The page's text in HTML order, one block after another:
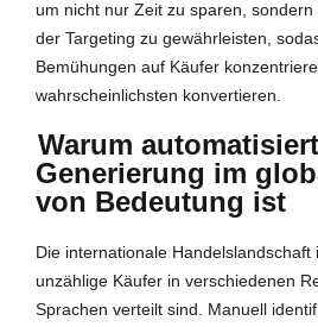
um nicht nur Zeit zu sparen,
der Targeting zu gewährleisten,
Bemühungen auf Käufer
wahrscheinlichsten konvertieren.
Warum
Generierung im
von Bedeutung ist
Die internationale Handelslandschaft
unzählige Käufer in verschiedenen
Sprachen verteilt sind. Manuell